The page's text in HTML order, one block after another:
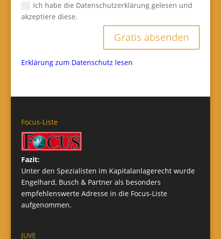
Ich habe die Datenschutzerklärung gelesen und
akzeptiere diese.
Gratis absenden
Erklärung zum Datenschutz lesen
Focus-Liste
Fazit:
Unter den Spezialisten im Kapitalanlagerecht wurde
Engelhard, Busch & Partner als besonders
empfehlenswerte Adresse in die Focus-Liste
aufgenommen.
JUVE